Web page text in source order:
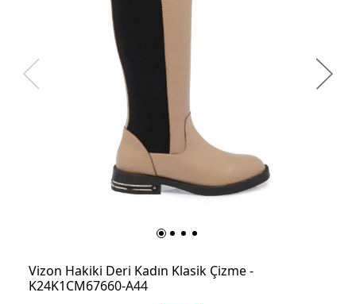
Vizon Hakiki Deri Kadın Klasik Çizme -
K24K1CM67660-A44